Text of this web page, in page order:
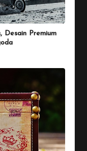
Desain Premium